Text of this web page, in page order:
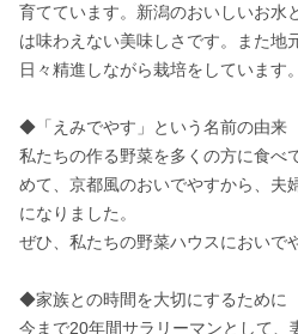
育てています。新潟のおいしいお水
は味わえない美味しさです。また地
日々精進しながら栽培をしています。
◆「えみでやす」という名前の由来
私たちの作る野菜を多くの方に食べ
めて、京都風のおいでやすから、夫
になりました。
ぜひ、私たちの野菜ハウスにおいで
◆家族との時間を大切にするために
今まで20年間サラリーマンとして、